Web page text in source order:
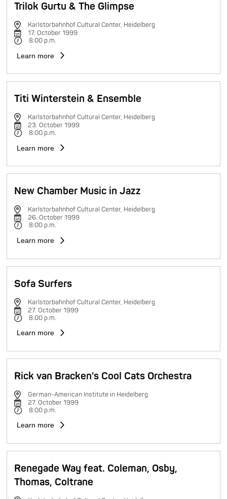
Trilok Gurtu & The Glimpse
Karlstorbahnhof Cultural Center, Heidelberg
17. October 1999
8:00 p.m.
Learn more
Titi Winterstein & Ensemble
Karlstorbahnhof Cultural Center, Heidelberg
23. October 1999
8:00 p.m.
Learn more
New Chamber Music in Jazz
Karlstorbahnhof Cultural Center, Heidelberg
26. October 1999
8:00 p.m.
Learn more
Sofa Surfers
Karlstorbahnhof Cultural Center, Heidelberg
27. October 1999
8:00 p.m.
Learn more
Rick van Bracken's Cool Cats Orchestra
German-American Institute in Heidelberg
27. October 1999
8:00 p.m.
Learn more
Renegade Way feat. Coleman, Osby,
Thomas, Coltrane